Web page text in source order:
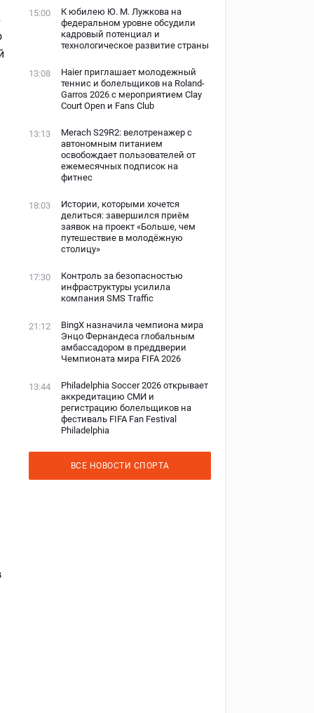
15:00
К юбилею Ю. М. Лужкова на
федеральном уровне обсудили
кадровый потенциал и
технологическое развитие страны
13:08
Haier приглашает молодежный
теннис и болельщиков на Roland-
Garros 2026 с мероприятием Clay
Court Open и Fans Club
13:13
Merach S29R2: велотренажер с
автономным питанием
освобождает пользователей от
ежемесячных подписок на
фитнес
18:03
Истории, которыми хочется
делиться: завершился приём
заявок на проект «Больше, чем
путешествие в молодёжную
столицу»
17:30
Контроль за безопасностью
инфраструктуры усилила
компания SMS Traffic
21:12
BingX назначила чемпиона мира
Энцо Фернандеса глобальным
амбассадором в преддверии
Чемпионата мира FIFA 2026
13:44
Philadelphia Soccer 2026 открывает
аккредитацию СМИ и
регистрацию болельщиков на
фестиваль FIFA Fan Festival
Philadelphia
ВСЕ НОВОСТИ СПОРТА